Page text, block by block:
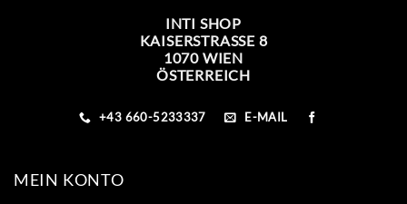
INTI SHOP
KAISERSTRASSE 8
1070 WIEN
ÖSTERREICH
+43 660-5233337 E-MAIL
MEIN KONTO